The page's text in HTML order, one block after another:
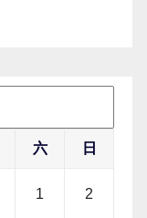
六 日
1 2